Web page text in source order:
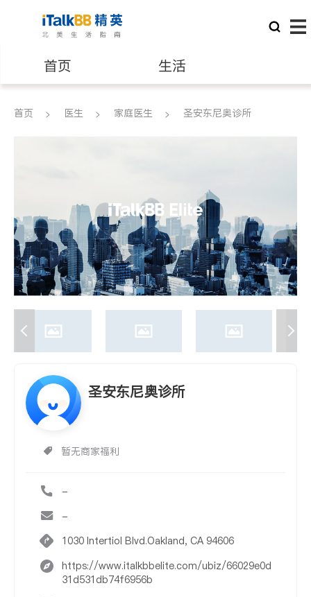
首页 生活
医生 律师
养老 非盈利组织
首页 医生 家庭医生 圣安东尼奥诊所
圣安东尼奥诊所
暂无商家福利
-
-
1030 Intertiol Blvd.Oakland, CA 94606
https://www.italkbbelite.com/ubiz/66029e0d
31d531db74f6956b